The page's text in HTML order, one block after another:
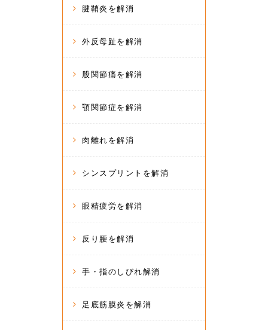
腱鞘炎を解消
外反母趾を解消
股関節痛を解消
顎関節症を解消
肉離れを解消
シンスプリントを解消
眼精疲労を解消
反り腰を解消
手・指のしびれ解消
足底筋膜炎を解消